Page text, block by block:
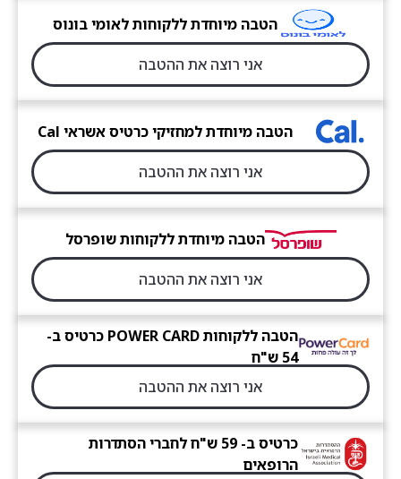
הטבה מיוחדת ללקוחות לאומי בונוס
אני רוצה את ההטבה
הטבה מיוחדת למחזיקי כרטיס אשראי Cal
אני רוצה את ההטבה
הטבה מיוחדת ללקוחות שופרסל
אני רוצה את ההטבה
הטבה ללקוחות POWER CARD כרטיס ב-
54 ש"ח
אני רוצה את ההטבה
כרטיס ב- 59 ש"ח לחברי הסתדרות
הרופאים